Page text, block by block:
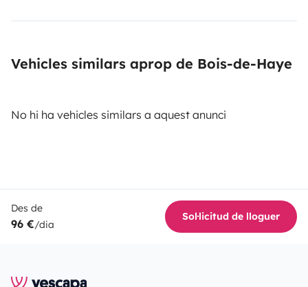
Vehicles similars aprop de Bois-de-Haye
No hi ha vehicles similars a aquest anunci
Des de
96 €/dia
Sol·licitud de lloguer